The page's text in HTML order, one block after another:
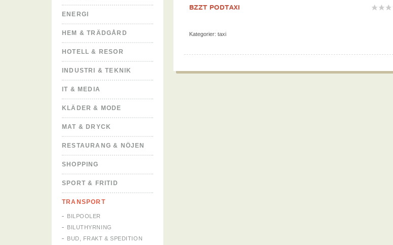
ENERGI
HEM & TRÄDGÅRD
HOTELL & RESOR
INDUSTRI & TEKNIK
IT & MEDIA
KLÄDER & MODE
MAT & DRYCK
RESTAURANG & NÖJEN
SHOPPING
SPORT & FRITID
TRANSPORT
BILPOOLER
BILUTHYRNING
BUD, FRAKT & SPEDITION
BZZT PODTAXI
Kategorier: taxi